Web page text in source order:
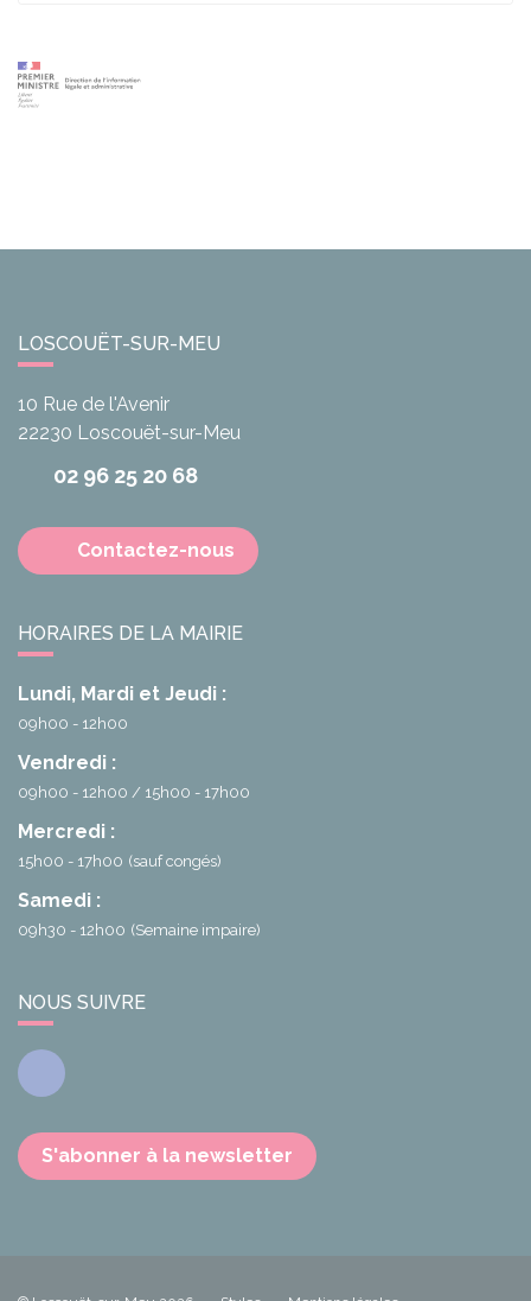
LOSCOUËT-SUR-MEU
10 Rue de l'Avenir
22230 Loscouët-sur-Meu
02 96 25 20 68
Contactez-nous
HORAIRES DE LA MAIRIE
Lundi, Mardi et Jeudi :
09h00 - 12h00
Vendredi :
09h00 - 12h00 15h00 - 17h00
Mercredi :
15h00 - 17h00 (sauf congés)
Samedi :
09h30 - 12h00 (Semaine impaire)
NOUS SUIVRE
Facebook
S'abonner à la newsletter